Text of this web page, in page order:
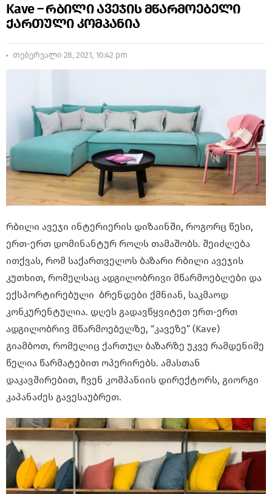
Kave – რბილი ავეჯის მწარმოებელი
ქართული კომპანია
თებერვალი 28, 2021, 10:42 pm
რბილი ავეჯი ინტერიერის დიზაინში, როგორც წესი,
ერთ-ერთ დომინანტურ როლს თამაშობს. შეიძლება
ითქვას, რომ საქართველოს ბაზარი რბილი ავეჯის
კუთხით, რომელსაც ადგილობრივი მწარმოებლები და
ექსპორტირებული ბრენდები ქმნიან, საკმაოდ
კონკურენტულია. დღეს გადავწყვიტეთ ერთ-ერთ
ადგილობრივ მწარმოებელზე, “კავეზე” (Kave)
გიამბოთ, რომელიც ქართულ ბაზარზე უკვე რამდენიმე
წელია წარმატებით ოპერირებს. ამასთან
დაკავშირებით, ჩვენ კომპანიის დირექტორს, გიორგი
კაპანაძეს გავესაუბრეთ.